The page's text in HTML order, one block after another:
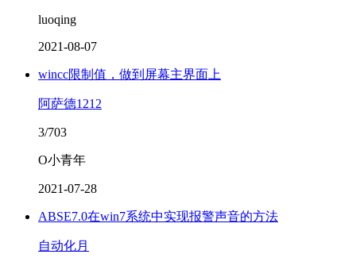
luoqing
2021-08-07
wincc限制值，做到屏幕主界面上
阿萨德1212
3/703
O小青年
2021-07-28
ABSE7.0在win7系统中实现报警声音的方法
自动化月